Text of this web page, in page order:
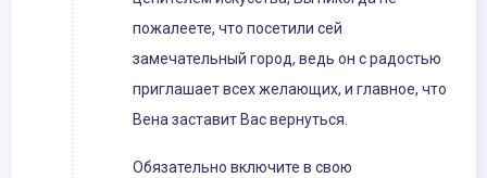
пожалеете, что посетили сей
замечательный город, ведь он с радостью
приглашает всех желающих, и главное, что
Вена заставит Вас вернуться.
Обязательно включите в свою